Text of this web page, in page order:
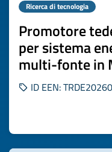
Ricerca di tecnologia
Promotore
per sistema
multi-fonte in
ID EEN: